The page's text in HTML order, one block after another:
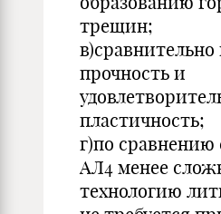
трещин;
прочность и
пластичность;
г)по сравнению
АЛ4 менее
технологию